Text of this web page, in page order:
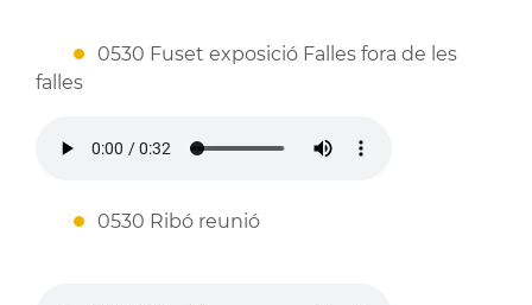
0530 Fuset exposició Falles fora de les
falles
0530 Ribó reunió